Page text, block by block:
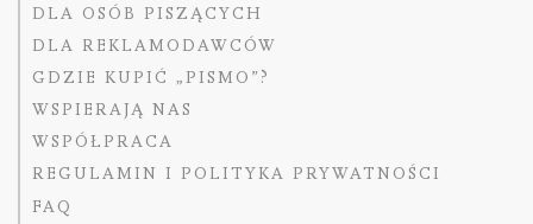
DLA OSÓB PISZĄCYCH
DLA REKLAMODAWCÓW
GDZIE KUPIĆ „PISMO”?
WSPIERAJĄ NAS
WSPÓŁPRACA
REGULAMIN I POLITYKA PRYWATNOŚCI
FAQ